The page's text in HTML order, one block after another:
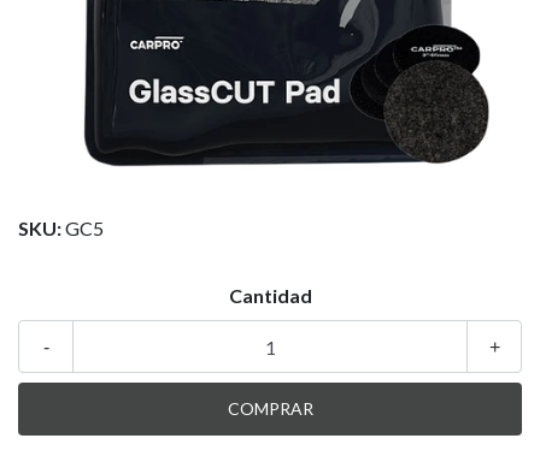
SKU:GC5
Cantidad
+
-